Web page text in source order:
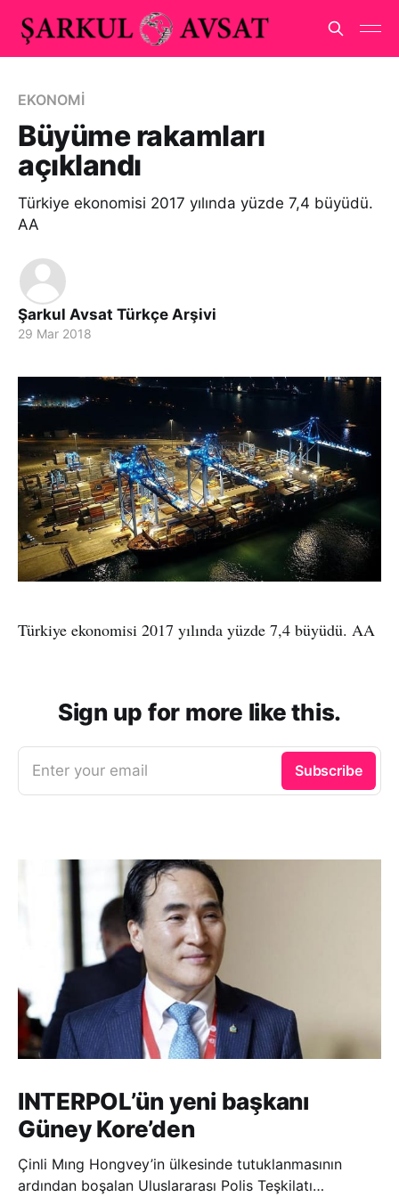
EKONOMİ
Büyüme rakamları
açıklandı
Türkiye ekonomisi 2017 yılında yüzde 7,4 büyüdü.
AA
Şarkul Avsat Türkçe Arşivi
29 Mar 2018
Türkiye ekonomisi 2017 yılında yüzde 7,4 büyüdü. AA
Sign up for more like this.
Enter your email Subscribe
INTERPOL’ün yeni başkanı
Güney Kore’den
Çinli Mıng Hongvey’in ülkesinde tutuklanmasının
ardından boşalan Uluslararası Polis Teşkilatı